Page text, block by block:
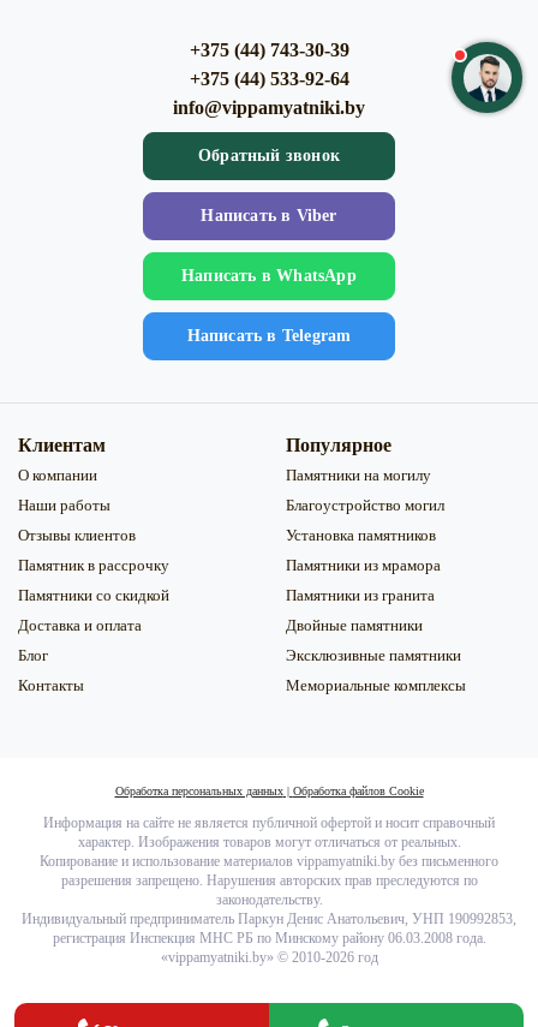
+375 (44) 743-30-39
+375 (44) 533-92-64
info@vippamyatniki.by
Обратный звонок
Напиcать в Viber
Напиcать в WhatsApp
Напиcать в Telegram
Клиентам
О компании
Наши работы
Отзывы клиентов
Памятник в рассрочку
Памятники со скидкой
Доставка и оплата
Блог
Контакты
Популярное
Памятники на могилу
Благоустройство могил
Установка памятников
Памятники из мрамора
Памятники из гранита
Двойные памятники
Эксклюзивные памятники
Мемориальные комплексы
Обработка персональных данных| Обработка файлов Сookie
Информация на сайте не является публичной офертой и носит справочный
характер. Изображения товаров могут отличаться от реальных.
Копирование и использование материалов vippamyatniki.by без письменного
разрешения запрещено. Нарушения авторских прав преследуются по
законодательству.
Индивидуальный предприниматель Паркун Денис Анатольевич, УНП 190992853,
регистрация Инспекция МНС РБ по Минскому району 06.03.2008 года.
«vippamyatniki.by» © 2010-2026 год